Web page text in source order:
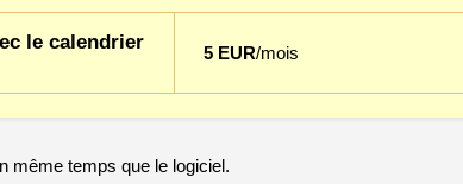
le calendrier
5 EUR/mois
même temps que le logiciel.